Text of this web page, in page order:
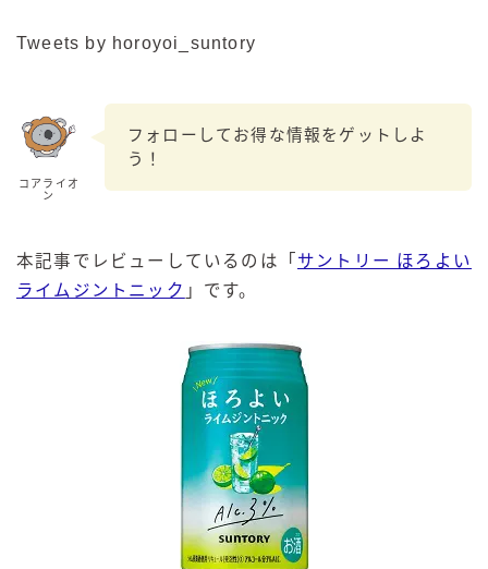
Tweets by horoyoi_suntory
コアライオ
ン
フォローしてお得な情報をゲットしよ
う！
本記事でレビューしているのは「 サントリー ほろよい
ライムジントニック 」です。